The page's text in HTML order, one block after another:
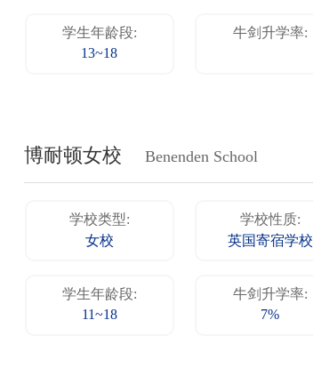
学生年龄段:
13~18
牛剑升学率:
博耐顿女校 Benenden School
学校类型:
女校
学校性质:
英国寄宿学校
学生年龄段:
11~18
牛剑升学率:
7%